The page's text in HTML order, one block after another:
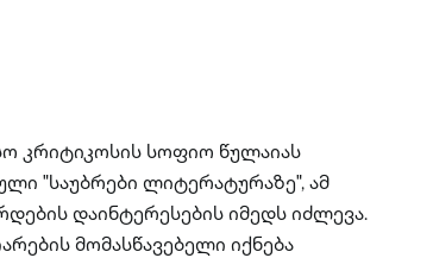
კრიტიკოსის სოფიო წულაიას
"საუბრები ლიტერატურაზე", ამ
დაინტერესების იმედს იძლევა.
მომასწავებელი იქნება